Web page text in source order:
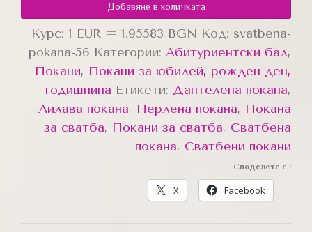
Добавяне в количката
Курс: 1 EUR = 1.95583 BGN Код: svatbena-
pokana-56 Категории: Абитуриентски бал,
Покани, Покани за юбилей, рожден ден,
годишнина Етикети: Дантелена покана,
Лилава покана, Перлена покана, Покана
за сватба, Покани за сватба, Сватбена
покана, Сватбени покани
Споделете с :
X Facebook